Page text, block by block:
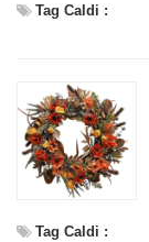
Tag Caldi :
Tag Caldi :